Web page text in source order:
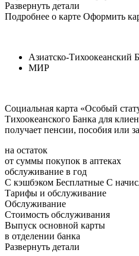
Развернуть детали
Подробнее о карте Оформить
Азиатско-Тихоокеанский
МИР
Социальная карта «Особый
Тихоокеанского Банка для
получает пенсии, пособия или
на остаток
от суммы покупок в аптеках
обслуживание в год
С кэшбэком Бесплатные С
Тарифы и обслуживание
Обслуживание
Стоимость обслуживания
Выпуск основной карты
в отделении банка
Развернуть детали